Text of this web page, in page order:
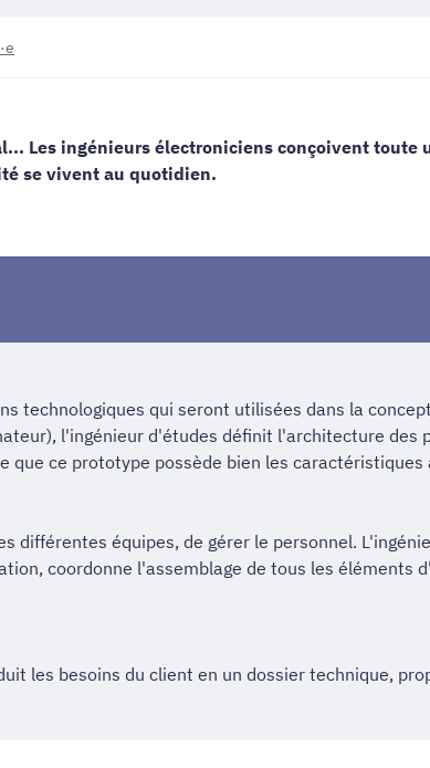
Les ingénieurs électroniciens conçoivent toute
se vivent au quotidien.
technologiques qui seront utilisées dans la
l'ingénieur d'études définit l'architecture des
ce prototype possède bien les caractéristiques
différentes équipes, de gérer le personnel.
coordonne l'assemblage de tous les éléments
les besoins du client en un dossier technique,